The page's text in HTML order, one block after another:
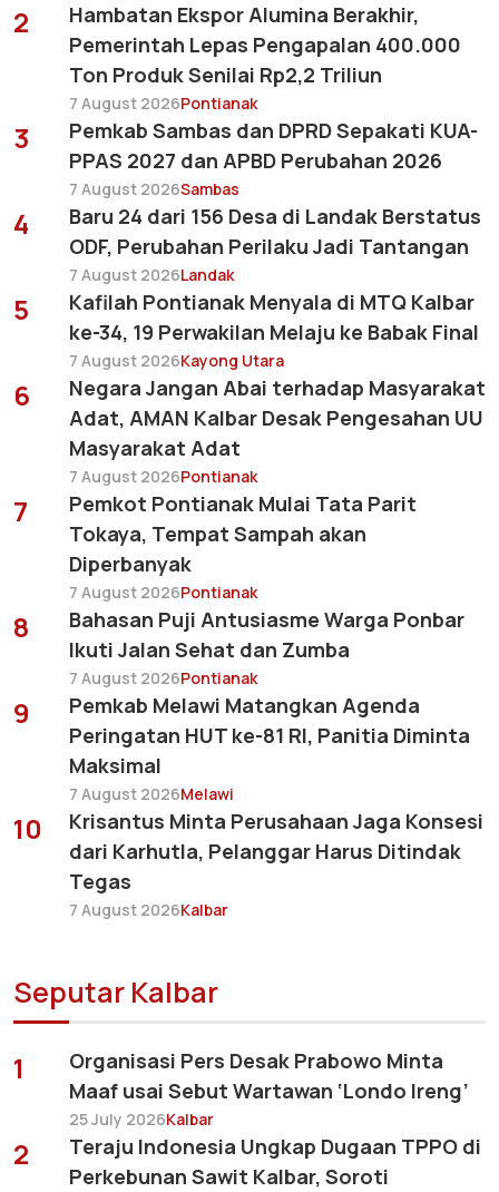
2
Hambatan Ekspor Alumina Berakhir,
Pemerintah Lepas Pengapalan 400.000
Ton Produk Senilai Rp2,2 Triliun
7 August 2026Pontianak
3
Pemkab Sambas dan DPRD Sepakati KUA-
PPAS 2027 dan APBD Perubahan 2026
7 August 2026Sambas
4
Baru 24 dari 156 Desa di Landak Berstatus
ODF, Perubahan Perilaku Jadi Tantangan
7 August 2026Landak
5
Kafilah Pontianak Menyala di MTQ Kalbar
ke-34, 19 Perwakilan Melaju ke Babak Final
7 August 2026Kayong Utara
6
Negara Jangan Abai terhadap Masyarakat
Adat, AMAN Kalbar Desak Pengesahan UU
Masyarakat Adat
7 August 2026Pontianak
7
Pemkot Pontianak Mulai Tata Parit
Tokaya, Tempat Sampah akan
Diperbanyak
7 August 2026Pontianak
8
Bahasan Puji Antusiasme Warga Ponbar
Ikuti Jalan Sehat dan Zumba
7 August 2026Pontianak
9
Pemkab Melawi Matangkan Agenda
Peringatan HUT ke-81 RI, Panitia Diminta
Maksimal
7 August 2026Melawi
10
Krisantus Minta Perusahaan Jaga Konsesi
dari Karhutla, Pelanggar Harus Ditindak
Tegas
7 August 2026Kalbar
Seputar Kalbar
1
Organisasi Pers Desak Prabowo Minta
Maaf usai Sebut Wartawan ‘Londo Ireng’
25 July 2026Kalbar
2
Teraju Indonesia Ungkap Dugaan TPPO di
Perkebunan Sawit Kalbar, Soroti